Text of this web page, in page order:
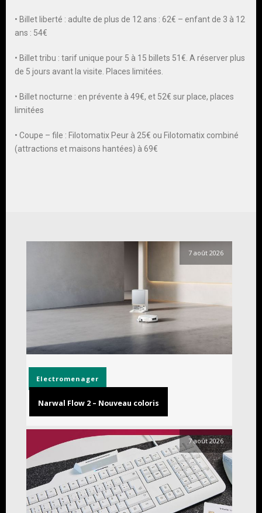
• Billet liberté : adulte de plus de 12 ans : 62€ – enfant de 3 à 12
ans : 54€
• Billet tribu : tarif unique pour 5 à 15 billets 51€. A réserver plus
de 5 jours avant la visite. Places limitées.
• Billet nocturne : en prévente à 49€, et 52€ sur place, places
limitées
• Coupe – file : Filotomatix Peur à 25€ ou Filotomatix combiné
(attractions et maisons hantées) à 69€
7 août 2026
Electromenager
Narwal Flow 2 – Nouveau coloris
7 août 2026